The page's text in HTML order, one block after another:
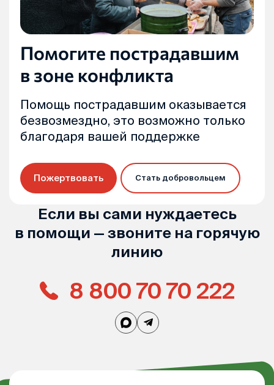
Помогите пострадавшим
в зоне конфликта
Помощь пострадавшим оказывается
безвозмездно, это возможно только
благодаря вашей поддержке
Пожертвовать Стать добровольцем
Если вы сами нуждаетесь
в помощи — звоните на горячую
линию
8 800 70 70 222